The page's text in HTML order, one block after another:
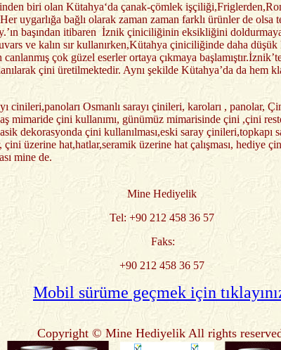
biri olan Kütahya‘da çanak-çömlek
uygarlığa bağlı olarak zaman zaman farklı ürünler de olsa
başından itibaren İznik çiniciliğinin eksikliğini
ve kalın sır kullanırken,Kütahya çiniciliğinde daha düşük
çok güzel eserler ortaya çıkmaya
çini üretilmektedir. Aynı şekilde Kütahya’da da hem
cinileri,panoları Osmanlı sarayı çinileri, karoları , panolar,
mimaride çini kullanımı, günümüz mimarisinde çini ,çini
dekorasyonda çini kullanılması,eski saray çinileri,topkapı
üzerine hat,hatlar,seramik üzerine hat çalışması, hediye
mine de.
Mine Hediyelik
Tel: +90 212 458 36 57
Faks:
+90 212 458 36 57
Mobil sürüme geçmek için
Copyright © Mine Hediyelik All rights